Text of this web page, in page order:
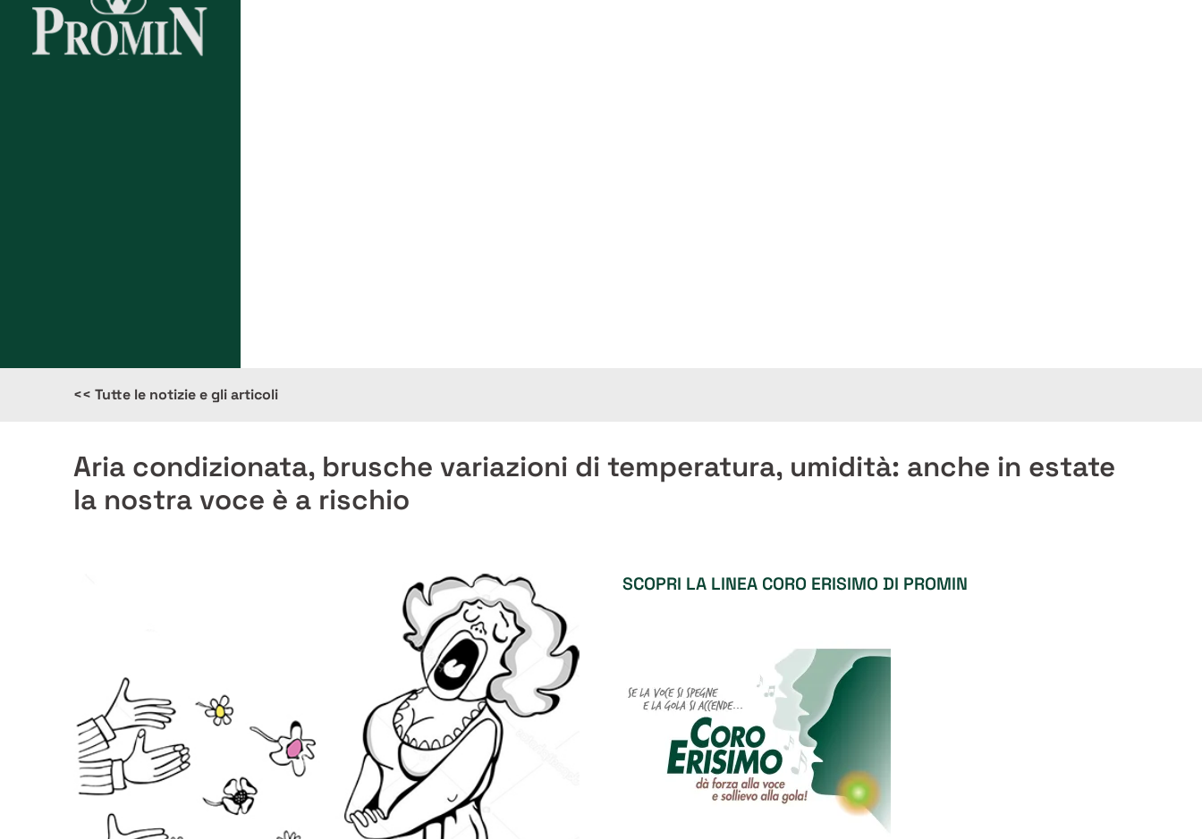
<< Tutte le notizie e gli articoli
Aria condizionata, brusche variazioni di temperatura, umidità: anche in estate
la nostra voce è a rischio
SCOPRI LA LINEA CORO ERISIMO DI PROMIN